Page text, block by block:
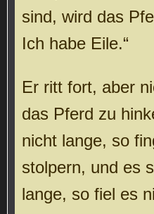
sind, wird das
Ich habe Eile.“
Er ritt fort, aber
das Pferd zu
nicht lange, so
stolpern, und es
lange, so fiel es